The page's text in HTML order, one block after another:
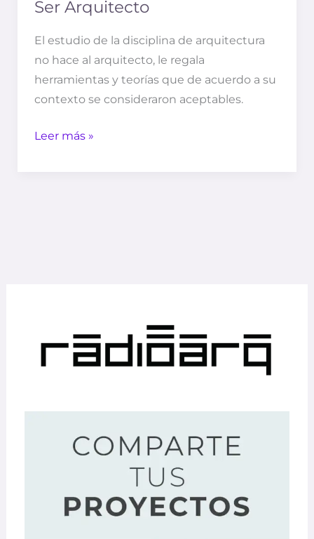
Ser Arquitecto
El estudio de la disciplina de arquitectura
no hace al arquitecto, le regala
herramientas y teorías que de acuerdo a su
contexto se consideraron aceptables.
Leer más »